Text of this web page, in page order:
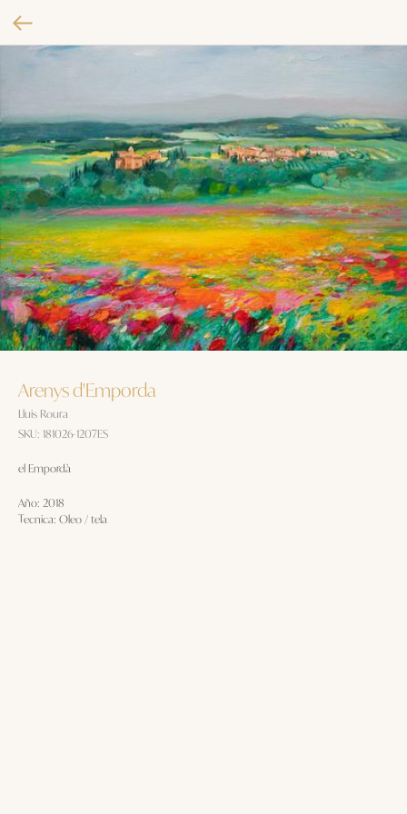
Arenys d'Emporda
Lluis Roura
SKU: 181026-1207ES
el Empordà
Año: 2018
Tecnica: Oleo / tela